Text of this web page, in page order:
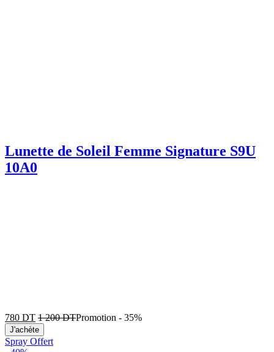
Lunette de Soleil Femme Signature S9U
10A0
780 DT 1 200DTPromotion - 35%
J'achète
Spray Offert